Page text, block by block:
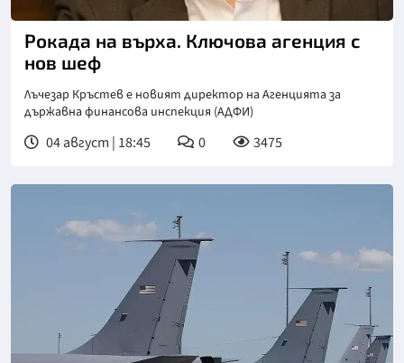
Снимка: БГНЕС
Рокада на върха. Ключова агенция с
нов шеф
Лъчезар Кръстев е новият директор на Агенцията за
държавна финансова инспекция (АДФИ)
04 август | 18:45 0 3475